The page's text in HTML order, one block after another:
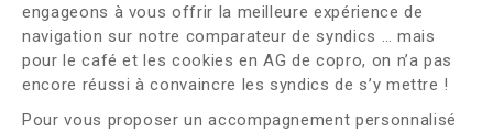
engageons à vous offrir la meilleure expérience de
navigation sur notre comparateur de syndics … mais
pour le café et les cookies en AG de copro, on n’a pas
encore réussi à convaincre les syndics de s’y mettre !
Pour vous proposer un accompagnement personnalisé
Axeptio consent
OUI NON
J'ai lu et j'accepte lesCGU et lapolitique de